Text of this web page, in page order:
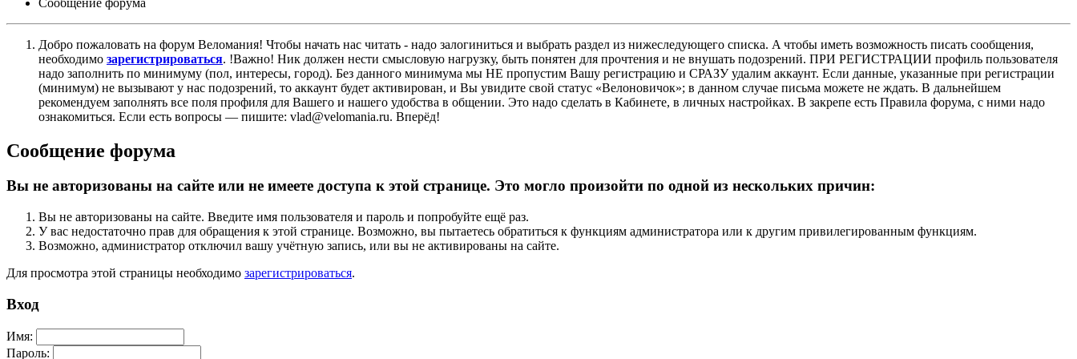
Добро пожаловать на форум Веломания! Чтобы начать нас читать - надо залогиниться и выбрать раздел из нижеследующего списка. A чтобы иметь возможность писать сообщения,
необходимо зарегистрироваться. !Важно! Ник должен нести смысловую нагрузку, быть понятен для прочтения и не внушать подозрений. ПРИ РЕГИСТРАЦИИ профиль пользователя
надо заполнить по минимуму (пол, интересы, город). Без данного минимума мы НЕ пропустим Вашу регистрацию и СРАЗУ удалим аккаунт. Если данные, указанные при регистрации
(минимум) не вызывают у нас подозрений, то аккаунт будет активирован, и Вы увидите свой статус «Велоновичок»; в данном случае письма можете не ждать. В дальнейшем
рекомендуем заполнять все поля профиля для Вашего и нашего удобства в общении. Это надо сделать в Кабинете, в личных настройках. В закрепе есть Правила форума, с ними надо
ознакомиться. Если есть вопросы — пишите: vlad@velomania.ru. Вперёд!
Сообщение форума
Вы не авторизованы на сайте или не имеете доступа к этой странице. Это могло произойти по одной из нескольких причин:
Вы не авторизованы на сайте. Введите имя пользователя и пароль и попробуйте ещё раз.
У вас недостаточно прав для обращения к этой странице. Возможно, вы пытаетесь обратиться к функциям администратора или к другим привилегированным функциям.
Возможно, администратор отключил вашу учётную запись, или вы не активированы на сайте.
Для просмотра этой страницы необходимо зарегистрироваться.
Вход
Имя:
Пароль: